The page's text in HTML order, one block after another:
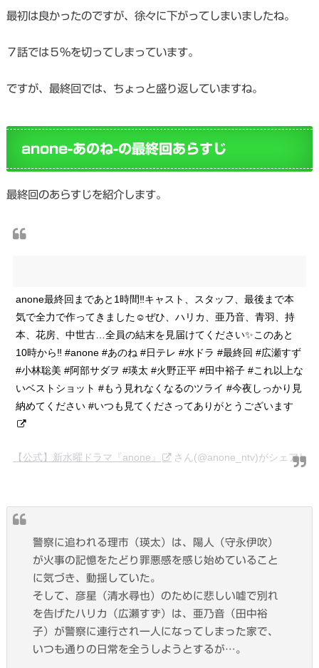
最初は良かったのですが、徐々に下がってしまいましたね。
７話では５％を切ってしまっています。
ですが、最終回では、ちょっと盛り返していますね。
anone-あのね-の最終回あらすじ
最終回のあらすじを紹介します。
anone最終回まであと1時間‼キャスト、スタッフ、最後まで本
気で全力で作ってきました☺ぜひ、ハリカ、亜乃音、青羽、持
本、花房、中世古…全員の結末を見届けてください✨このあと
10時から‼ #anone #あのね #日テレ #水ドラ #最終回 #広瀬すず
#小林聡美 #阿部サダヲ #瑛太 #火野正平 #田中裕子 #これ以上な
いベストショット #もう見れなくなるのツライ #今夜しっかり見
納めてください #いつも見てくださってありがとうございます
【公式】新水曜ドラマ『anone』 さん(@anone_ntv)がシェアし
警察に追われる理市（瑛太） は、
陽人（守永伊吹）
が火事の記憶をたどり罪悪感を感じ始めていること
に気づき、動揺していた。
そして、彦星（清水尋也）のために悲しい嘘で別れ
を告げた ハリカ（広瀬すず） は、 亜乃音（田中裕
子） が警察に連行され一人になってしまった家で、
いつも通りの日常を全うしようとするが…。